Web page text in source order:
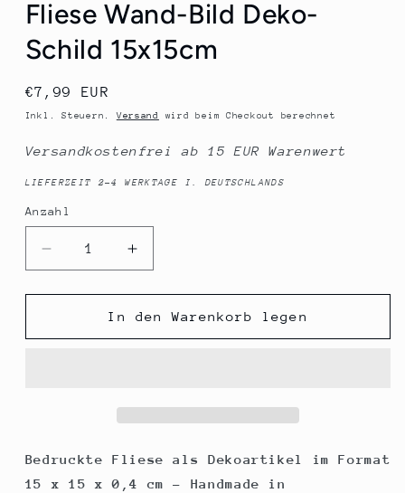
Fliese Wand-Bild Deko-
Schild 15x15cm
Normaler
Preis
€7,99 EUR
Inkl. Steuern.Versand wird beim Checkout berechnet
Versandkostenfrei ab 15 EUR Warenwert
LIEFERZEIT 2-4 WERKTAGE I. DEUTSCHLANDS
Anzahl
Anzahl
Verringere
die
Menge
Deko-
Fliese
Wand-
Erhöhe
die
Menge
für
Deko-
Fliese
Wand-
In den Warenkorb legen
Bedruckte Fliese als Dekoartikel im Format
15 x 15 x 0,4 cm - Handmade in